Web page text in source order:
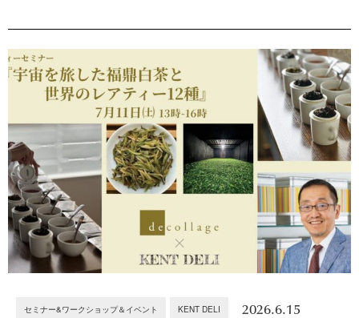
セミナー&ワークショップ＆イベント KENT DELI 2026.6.15